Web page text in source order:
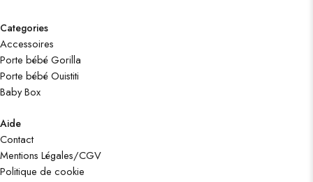
Categories
Accessoires
Porte bébé Gorilla
Porte bébé Ouistiti
Baby Box
Aide
Contact
Mentions Légales/CGV
Politique de cookie